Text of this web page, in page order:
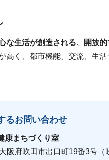
な生活が創造される、開放
高く、都市機能、交流、生
るお問い合わせ
康まちづくり室
府吹田市出口町19番3号（